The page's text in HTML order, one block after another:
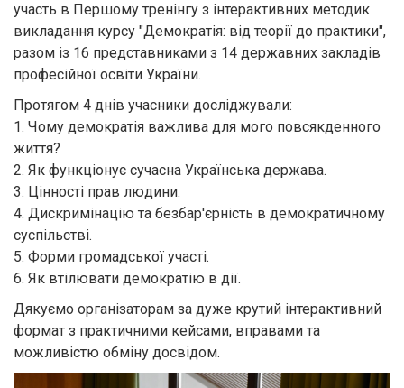
участь в Першому тренінгу з інтерактивних методик
викладання курсу "Демократія: від теорії до практики",
разом із 16 представниками з 14 державних закладів
професійної освіти України.
Протягом 4 днів учасники досліджували:
1. Чому демократія важлива для мого повсякденного
життя?
2. Як функціонує сучасна Українська держава.
3. Цінності прав людини.
4. Дискримінацію та безбар'єрність в демократичному
суспільстві.
5. Форми громадської участі.
6. Як втілювати демократію в дії.
Дякуємо організаторам за дуже крутий інтерактивний
формат з практичними кейсами, вправами та
можливістю обміну досвідом.